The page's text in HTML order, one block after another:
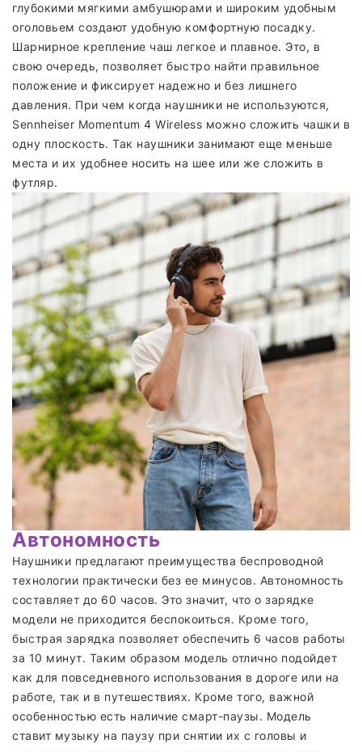
глубокими мягкими амбушюрами и широким удобным
оголовьем создают удобную комфортную посадку.
Шарнирное крепление чаш легкое и плавное. Это, в
свою очередь, позволяет быстро найти правильное
положение и фиксирует надежно и без лишнего
давления. При чем когда наушники не используются,
Sennheiser Momentum 4 Wireless можно сложить чашки в
одну плоскость. Так наушники занимают еще меньше
места и их удобнее носить на шее или же сложить в
футляр.
Автономность
Наушники предлагают преимущества беспроводной
технологии практически без ее минусов. Автономность
составляет до 60 часов. Это значит, что о зарядке
модели не приходится беспокоиться. Кроме того,
быстрая зарядка позволяет обеспечить 6 часов работы
за 10 минут. Таким образом модель отлично подойдет
как для повседневного использования в дороге или на
работе, так и в путешествиях. Кроме того, важной
особенностью есть наличие смарт-паузы. Модель
ставит музыку на паузу при снятии их с головы и